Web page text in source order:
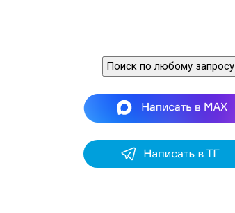
Поиск по любому запросу